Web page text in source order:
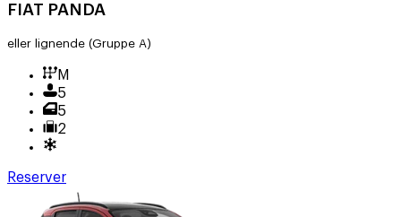
FIAT PANDA
eller lignende (Gruppe A)
M
5
5
2
Reserver